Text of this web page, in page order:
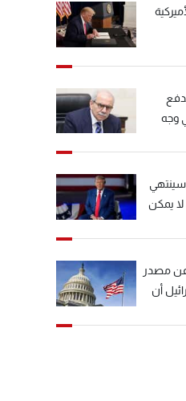
وجه
سينتهي
لا يمكن
عن مصدر
أن